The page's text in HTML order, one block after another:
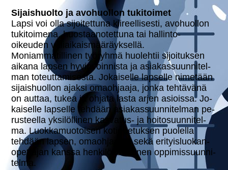
Si­jais­huol­to ja avo­huol­lon tu­ki­toi­met
Lapsi voi olla si­joi­tet­tu­na kii­reel­li­ses­ti, avo­huol­lon
tu­ki­toi­me­na, huos­taa­no­tet­tu­na tai hallinto-
oikeuden vä­liai­kais­mää­räyk­sel­lä.
Mo­niam­ma­til­li­nen työryhmä huolehtii si­joi­tuk­sen
aikana lapsen hy­vin­voin­nis­ta ja asia­kas­suun­ni­tel­
man to­teut­ta­mi­ses­ta. Jo­kai­sel­le lapselle nimetään
si­jais­huol­lon ajaksi omaoh­jaa­ja, jonka tehtävänä
on auttaa, tukea ja ohjata lasta arjen asioissa. Jo­
kai­sel­le lapselle tehdään asia­kas­suun­ni­tel­man pe­
rus­teel­la yk­si­löl­li­nen kasvatus- ja hoi­to­suun­ni­tel­
ma. Luok­ka­muo­toi­sen ko­tio­pe­tuk­sen puolella
tehdään lapsen, omaoh­jaa­jan sekä eri­tyis­luo­kan­
opet­ta­jan kanssa hen­ki­lö­koh­tai­nen op­pi­mis­suun­ni­
tel­ma.